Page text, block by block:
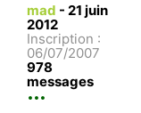
mad - 21 juin
2012
Inscription :
06/07/2007
978
messages